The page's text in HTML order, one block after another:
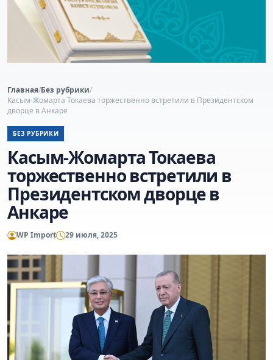
Главная/Без рубрики/
Касым-Жомарта Токаева торжественно встретили в Президентском
дворце в Анкаре
БЕЗ РУБРИКИ
Касым-Жомарта Токаева
торжественно встретили в
Президентском дворце в
Анкаре
WP Import 29 июля, 2025